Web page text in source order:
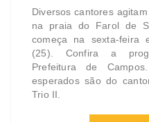
Diversos cantores
na praia do Farol de
começa na sexta-feira
(25). Confira a
Prefeitura de
esperados são do
Trio II.